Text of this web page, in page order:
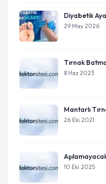
Diyabetik
29 May 2026
Tırnak
8 Haz 2023
Mantarlı
26 Eki 2021
10 Eki 2025